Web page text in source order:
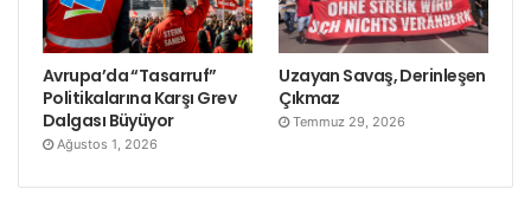
Avrupa’da “Tasarruf”
Politikalarına Karşı Grev
Dalgası Büyüyor
Ağustos 1, 2026
Uzayan Savaş, Derinleşen
Çıkmaz
Temmuz 29, 2026